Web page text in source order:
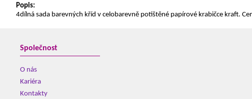
Popis:
4dílná sada barevných kříd v celobarevně potištěné papírové krabičce kraft.
Společnost
O nás
Kariéra
Kontakty